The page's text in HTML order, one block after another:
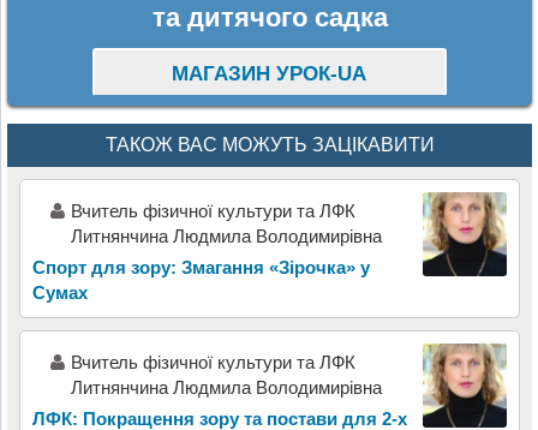
та дитячого садка
МАГАЗИН УРОК-UA
ТАКОЖ ВАС МОЖУТЬ ЗАЦІКАВИТИ
Вчитель фізичної культури та ЛФК
Литнянчина Людмила Володимирівна
Спорт для зору: Змагання «Зірочка» у
Сумах
Вчитель фізичної культури та ЛФК
Литнянчина Людмила Володимирівна
ЛФК: Покращення зору та постави для 2-х